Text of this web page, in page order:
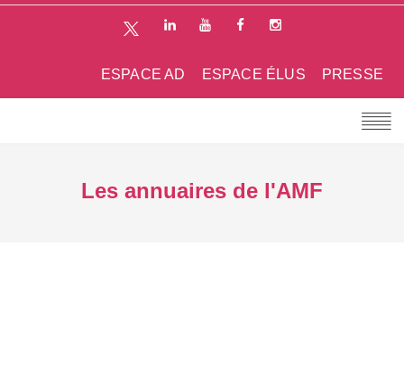
PRESSE
ESPACE ÉLUS
ESPACE AD
Les annuaires de l'AMF